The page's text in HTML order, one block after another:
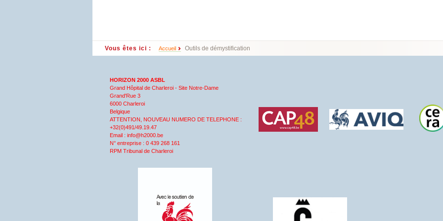
Vous êtes ici : Accueil Outils de démystification
HORIZON 2000 ASBL
Grand Hôpital de Charleroi - Site Notre-Dame
Grand'Rue 3
6000 Charleroi
Belgique
ATTENTION, NOUVEAU NUMERO DE TELEPHONE :
+32(0)491/49.19.47
Email : info@h2000.be
N° entreprise : 0 439 268 161
RPM Tribunal de Charleroi